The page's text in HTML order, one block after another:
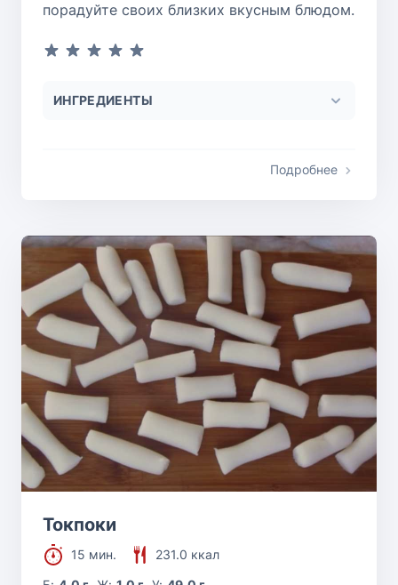
порадуйте своих близких вкусным блюдом.
ИНГРЕДИЕНТЫ
Подробнее
Токпоки
15 мин.
231.0 ккал